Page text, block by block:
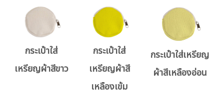
กระเป๋าใส่
เหรียญผ้าสีขาว
กระเป๋าใส่
เหรียญผ้าสี
เหลืองเข้ม
กระเป๋าใส่เหรียญ
ผ้าสีเหลืองอ่อน